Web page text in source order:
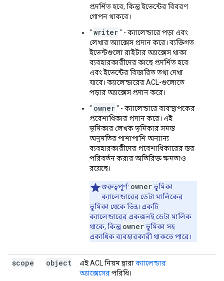
প্রদর্শিত হবে, কিন্তু ইভেন্টের বিবরণ
গোপন থাকবে।
" writer" - ক্যালেন্ডারে পড়া এবং
লেখার অ্যাক্সেস প্রদান করে। ব্যক্তিগত
ইভেন্টগুলো রাইটার অ্যাক্সেস থাকা
ব্যবহারকারীদের কাছে প্রদর্শিত হবে
এবং ইভেন্টের বিস্তারিত তথ্য দেখা
যাবে। ক্যালেন্ডারের ACL-গুলোতে
পড়ার অ্যাক্সেস প্রদান করে।
" owner" - ক্যালেন্ডারে ব্যবস্থাপকের
প্রবেশাধিকার প্রদান করে। এই
ভূমিকার লেখক ভূমিকার সমস্ত
অনুমতির পাশাপাশি অন্যান্য
ব্যবহারকারীদের প্রবেশাধিকারের স্তর
পরিবর্তন করার অতিরিক্ত ক্ষমতাও
রয়েছে।
গুরুত্বপূর্ণ: ownerভূমিকা
ক্যালেন্ডারের ডেটা মালিকের
ভূমিকা থেকে ভিন্ন। একটি
ক্যালেন্ডারের একজনই ডেটা মালিক
থাকে, কিন্তু ownerভূমিকা সহ
একাধিক ব্যবহারকারী থাকতে পারে।
scope object এই ACL নিয়ম দ্বারাক্যালেন্ডার
অ্যাক্সেসেরপরিধি।